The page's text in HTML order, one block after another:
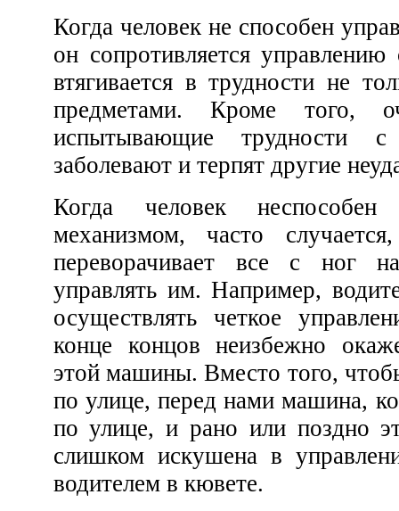
Когда человек не способен управлять вещами или когда
он сопротивляется управлению со стороны вещей, он
втягивается в трудности не только с людьми, но и с
предметами. Кроме того, очевидно, что люди,
испытывающие трудности с управлением, легче
заболевают и терпят другие
Когда человек неспособен управлять каким-
механизмом, часто случается, что этот
переворачивает все с ног на голову и
управлять им. Например, водитель, который не может
осуществлять четкое управление своей машиной, в
конце концов неизбежно окажется под управлением
этой машины. Вместо того, чтобы водитель вел машину
по улице, перед нами машина, которая везет “водителя”
по улице, и рано или поздно эта машина, которая не
слишком искушена в
водителем в кювете.